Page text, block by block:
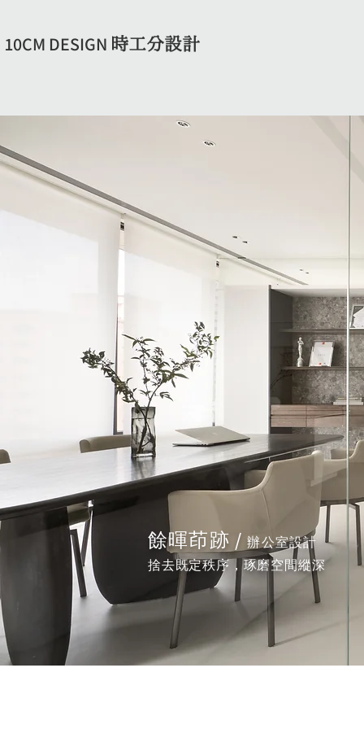
​10CM DESIGN 時工分設計
餘暉茚跡 /辦公室設計
捨去既定秩序，琢磨空間縱深